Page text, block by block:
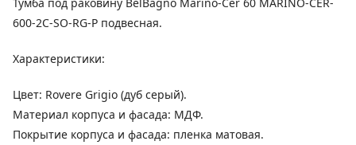
600-2C-SO-RG-P подвесная.
Характеристики:
Цвет: Rovere Grigio (дуб серый).
Материал корпуса и фасада: МДФ.
Покрытие корпуса и фасада: пленка матовая.